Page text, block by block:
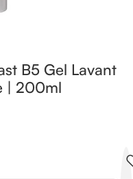
B5 Gel Lavant
| 200ml